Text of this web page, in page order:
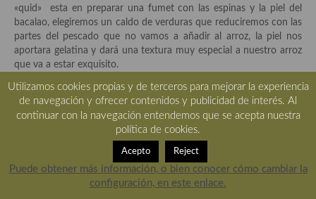
«quid» esta en preparar una fumet con las espinas y la piel del
bacalao, elegiremos un caldo de verduras que reduciremos con las
partes del pescado que no vamos a añadir al arroz, la piel nos
aportara gelatina y dará una textura muy especial a nuestro arroz
que va a estar exquisito.
OOO
Bacalao con costra de
mahonesa de pera
bacalao con costra de mahonesa de pera
sencilla pero con su toque especial, un plato delicioso y refinado
Utilizamos cookies propias y de terceros para mejorar la experiencia
de navegación y ofrecer contenidos y publicidad de interés. Al
continuar con la navegación entendemos que se acepta nuestra
política de cookies.
Acepto Reject
Puede obtener más información, o bien conocer cómo cambiar la
configuración, en este enlace.